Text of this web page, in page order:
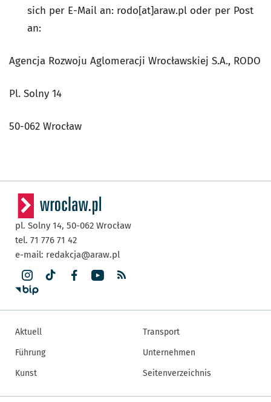
sich per E-Mail an: rodo[at]araw.pl oder per Post
an:
Agencja Rozwoju Aglomeracji Wrocławskiej S.A., RODO
Pl. Solny 14
50-062 Wrocław
pl. Solny 14, 50-062 Wrocław
tel. 71 776 71 42
e-mail: redakcja@araw.pl
Aktuell
Führung
Kunst
Transport
Unternehmen
Seitenverzeichnis